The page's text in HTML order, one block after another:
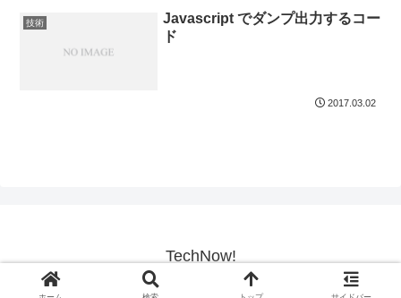
技術
Javascript でダンプ出力するコー
ド
2017.03.02
TechNow!
© 2017-2026 TechNow!.